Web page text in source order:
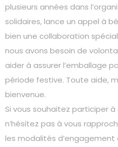
plusieurs années dans
solidaires, lance un appel à
bien une collaboration
nous avons besoin de
aider à assurer l’emballage
période festive. Toute aide,
bienvenue.
Si vous souhaitez participer
n’hésitez pas à vous
les modalités